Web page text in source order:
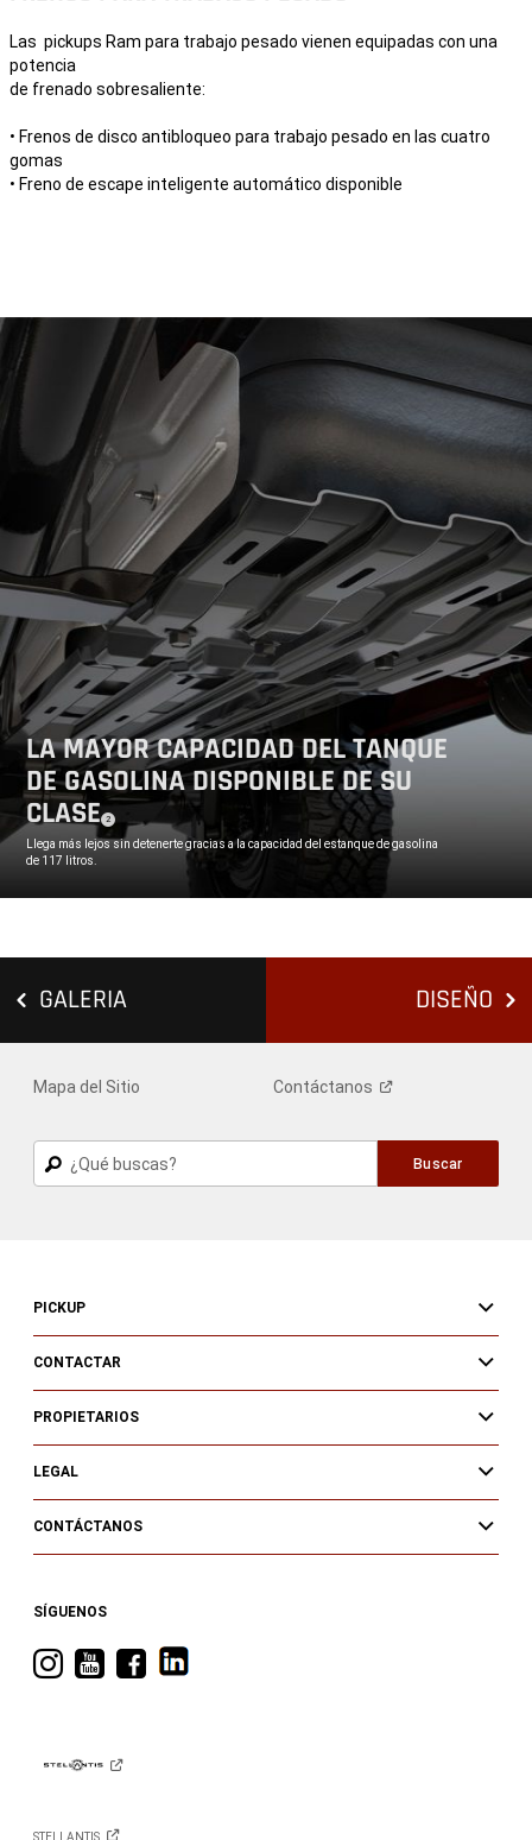
Las pickups Ram para trabajo pesado vienen equipadas con una
potencia
de frenado sobresaliente:
• Frenos de disco antibloqueo para trabajo pesado en las cuatro
gomas
• Freno de escape inteligente automático disponible
LA MAYOR CAPACIDAD DEL TANQUE
DE GASOLINA DISPONIBLE DE SU
CLASE ( DISCLOSURE
2)
, Llega más lejos sin detenerte gracias a la capacidad del estanque de gasolina
de 117 litros.
GALERIA DISEÑO
Mapa del Sitio Contáctanos
Buscar
Buscar
PICKUP
CONTACTAR
PROPIETARIOS
LEGAL
CONTÁCTANOS
SÍGUENOS
Visita
Instagram
Visita
YouTube
Visita